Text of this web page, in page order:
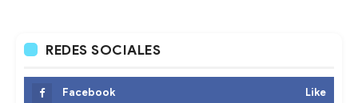
REDES SOCIALES
Facebook Like